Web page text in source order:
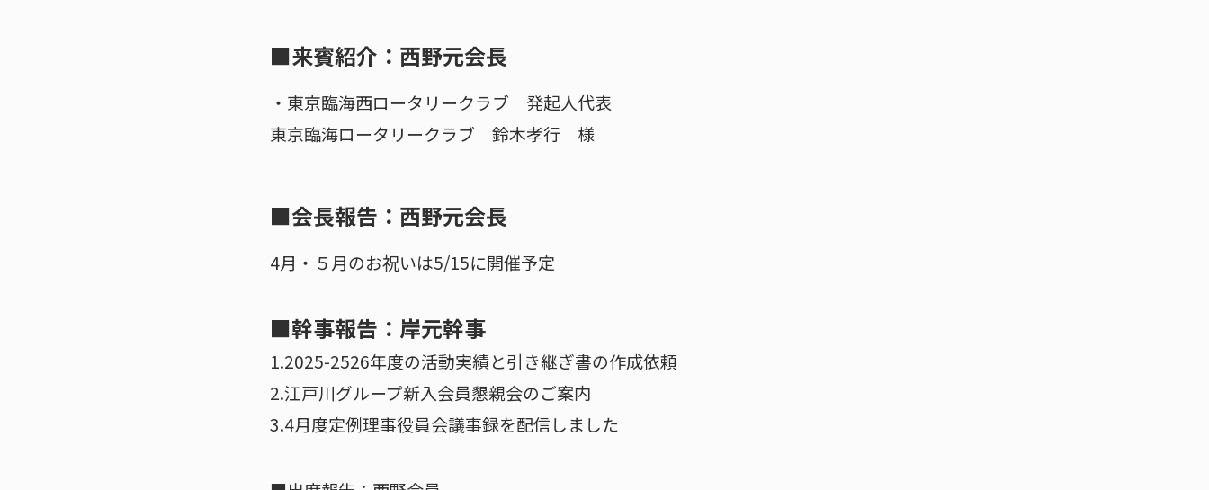
■来賓紹介：西野元会長
・東京臨海西ロータリークラブ 発起人代表
東京臨海ロータリークラブ 鈴木孝行 様
■会長報告：西野元会長
4月・５月のお祝いは5/15に開催予定
■幹事報告：岸元幹事
1.2025-2526年度の活動実績と引き継ぎ書の作成依頼
2.江戸川グループ新入会員懇親会のご案内
3.4月度定例理事役員会議事録を配信しました